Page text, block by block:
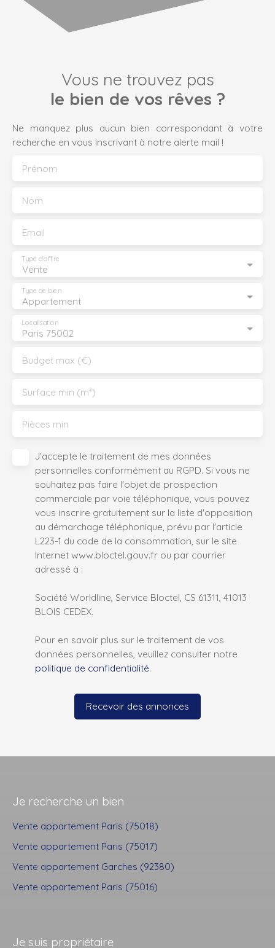
Vous ne trouvez pas
le bien de vos rêves ?
Ne manquez plus aucun bien correspondant à votre
recherche en vous inscrivant à notre alerte mail !
Prénom
Nom
Email
Vente
Type d'offre
Appartement
Type de bien
Paris 75002
Localisation
Budget max (€)
Surface min (m²)
Pièces min
J'accepte le traitement de mes données
personnelles conformément au RGPD. Si vous ne
souhaitez pas faire l'objet de prospection
commerciale par voie téléphonique, vous pouvez
vous inscrire gratuitement sur la liste d'opposition
au démarchage téléphonique, prévu par l'article
L223-1 du code de la consommation, sur le site
Internet www.bloctel.gouv.fr ou par courrier
adressé à :
Société Worldline, Service Bloctel, CS 61311, 41013
BLOIS CEDEX.
Pour en savoir plus sur le traitement de vos
données personnelles, veuillez consulter notre
politique de confidentialité.
Recevoir des annonces
Je recherche un bien
Vente appartement Paris (75018)
Vente appartement Paris (75017)
Vente appartement Garches (92380)
Vente appartement Paris (75016)
Je suis propriétaire